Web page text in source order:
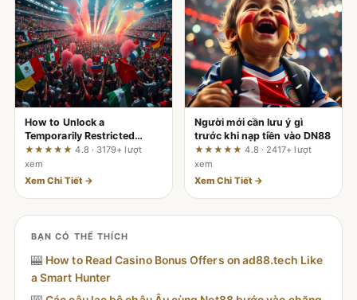
How to Unlock a
Temporarily Restricted
QH88.LUXURY Account —
A Risk‑Management Review
★★★★★4.8 · 3179+ lượt
xem
Xem Chi Tiết →
Người mới cần lưu ý gì
trước khi nạp tiền vào DN88
★★★★★4.8 · 2417+ lượt
xem
Xem Chi Tiết →
BẠN CÓ THỂ THÍCH
🎰 How to Read Casino Bonus Offers on ad88.tech Like
a Smart Hunter